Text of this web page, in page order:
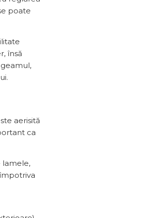
poate
însă
aerisită
ca
lamele,